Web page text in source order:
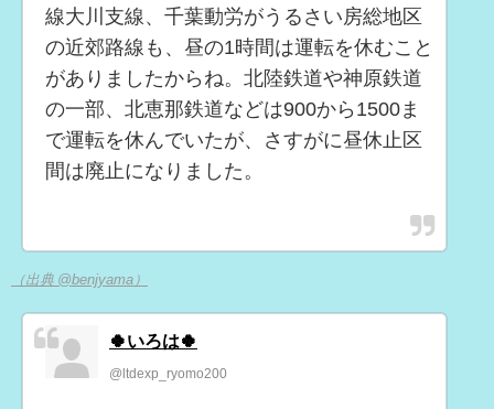
線大川支線、千葉動労がうるさい房総地区
の近郊路線も、昼の1時間は運転を休むこと
がありましたからね。北陸鉄道や神原鉄道
の一部、北恵那鉄道などは900から1500ま
で運転を休んでいたが、さすがに昼休止区
間は廃止になりました。
（出典 @benjyama）
🍀いろは🍀
@ltdexp_ryomo200